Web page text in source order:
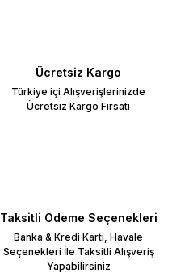
Ücretsiz Kargo
Türkiye içi Alışverişlerinizde
Ücretsiz Kargo Fırsatı
Taksitli Ödeme Seçenekleri
Banka & Kredi Kartı, Havale
Seçenekleri İle Taksitli Alışveriş
Yapabilirsiniz